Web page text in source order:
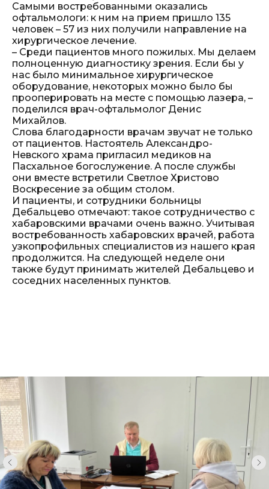
Самыми востребованными оказались
офтальмологи: к ним на прием пришло 135
человек – 57 из них получили направление на
хирургическое лечение.
– Среди пациентов много пожилых. Мы делаем
полноценную диагностику зрения. Если бы у
нас было минимальное хирургическое
оборудование, некоторых можно было бы
прооперировать на месте с помощью лазера, –
поделился врач-офтальмолог Денис
Михайлов.
Слова благодарности врачам звучат не только
от пациентов. Настоятель Александро-
Невского храма пригласил медиков на
Пасхальное богослужение. А после службы
они вместе встретили Светлое Христово
Воскресение за общим столом.
И пациенты, и сотрудники больницы
Дебальцево отмечают: такое сотрудничество с
хабаровскими врачами очень важно. Учитывая
востребованность хабаровских врачей, работа
узкопрофильных специалистов из нашего края
продолжится. На следующей неделе они
также будут принимать жителей Дебальцево и
соседних населенных пунктов.